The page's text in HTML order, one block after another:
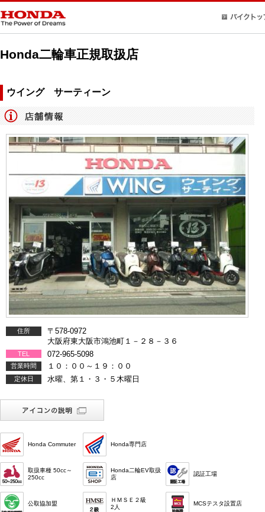
Honda二輪車正規取扱店
ウイング サーティーン
住所
〒578-0972
大阪府東大阪市鴻池町１－２８－３６
TEL 072-965-5098
営業時間 １０：００～１９：００
定休日 水曜、第１・３・５木曜日
Honda Commuter Honda専門店
取扱車種 50cc～
250cc
Honda二輪EV取扱
店
認証工場
公取協加盟
ＨＭＳＥ２級
2人
MCSテスタ設置店